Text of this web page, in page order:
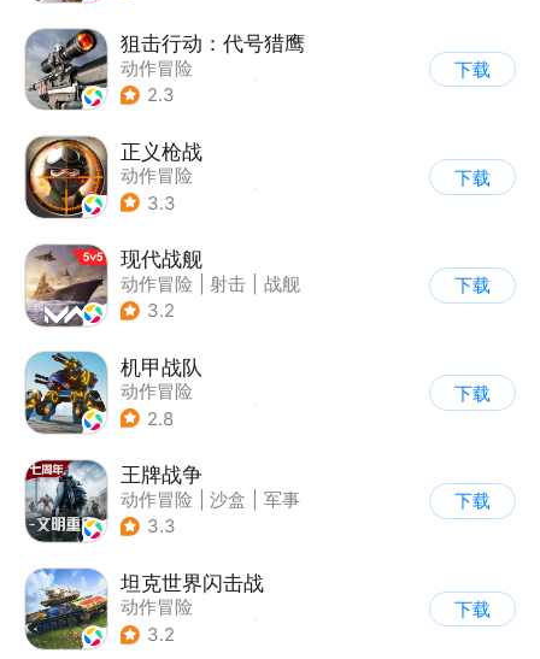
狙击行动：代号猎鹰
动作冒险
| 第一人称射击
2.3
下载
正义枪战
动作冒险
| 第一人称射击
3.3
下载
现代战舰
动作冒险 射击
战舰
| 5v5
3.2
下载
机甲战队
动作冒险
| 第三人称射击
2.8
下载
王牌战争
动作冒险 沙盒
军事
| 开放世界
3.3
下载
坦克世界闪击战
动作冒险
| 第三人称射击
3.2
下载